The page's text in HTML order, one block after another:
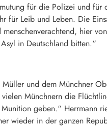
für die Polizei und
für Leib und Leben. Die
hier
in Deutschland bitten.“
und dem Münchner
Münchnern die
geben.“
wieder in der ganzen